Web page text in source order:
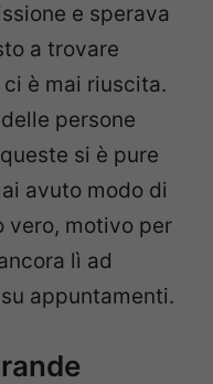
e sperava
a trovare
ci è mai riuscita.
persone
si è pure
avuto modo di
vero, motivo per
lì ad
appuntamenti.